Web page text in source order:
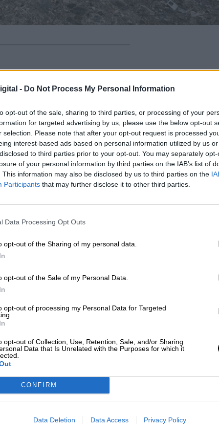
- Do Not Process My Personal Information
opt-out of the sale, sharing to third parties, or processing of your
for targeted advertising by us, please use the below opt-out
selection. Please note that after your opt-out request is processed
interest-based ads based on personal information utilized by us
to third parties prior to your opt-out. You may separately
of your personal information by third parties on the IAB’s list of
This information may also be disclosed by us to third parties on the
Participants that may further disclose it to other third parties.
Data Processing Opt Outs
opt-out of the Sharing of my personal data.
opt-out of the Sale of my Personal Data.
opt-out of processing my Personal Data for Targeted
opt-out of Collection, Use, Retention, Sale, and/or Sharing
Data that Is Unrelated with the Purposes for which it
CONFIRM
Data Deletion Data Access Privacy Policy
Sánchez este mismo lunes 4 de mayo.
y locales o en otras zonas delimitadas no
acceso los residentes. Las obras no podrán
tenercontacto con los vecinos.
de los edificios y deberán quedar
los trabajadores,queno podrán saltarse esos
fin de la jornada queda regulada y se incorporan
de prevención e higiene frente al COVID-19.
se permite el acceso a zonas no sectorizadas
puntuales de conexión con las redes de
acometer las obras. Hasta ahora, podían
de que se pudieran sectorizar las zonas de
finalización del periodo de estado alarma y sus
de salud pública justifiquen la aprobación de
de la presente.
RELACIONADAS